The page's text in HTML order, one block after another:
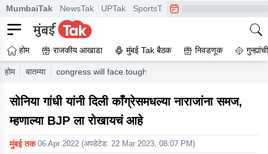
MumbaiTak NewsTak UPTak SportsTak CrimeTak
होम राजकीय आखाडा मुंबई Tak बैठक निवडणूक
होम बातम्या congress will face tough situation we must stand unite
सोनिया गांधी यांनी दिली काँग्रेसमधल्या नाराजांना समज,
म्हणाल्या BJP ला रोखायचं आहे
मुंबई तक 06 Apr 2022 (अपडेटेड: 22 Mar 2023, 08:07 PM)